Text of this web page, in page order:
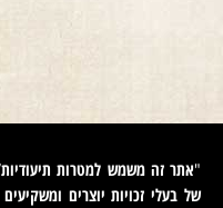
"אתר זה משמש למטרות
של בעלי זכויות יוצרים